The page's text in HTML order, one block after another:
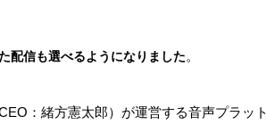
配信も選べるようになりました。
：緒方憲太郎）が運営する音声プラッ